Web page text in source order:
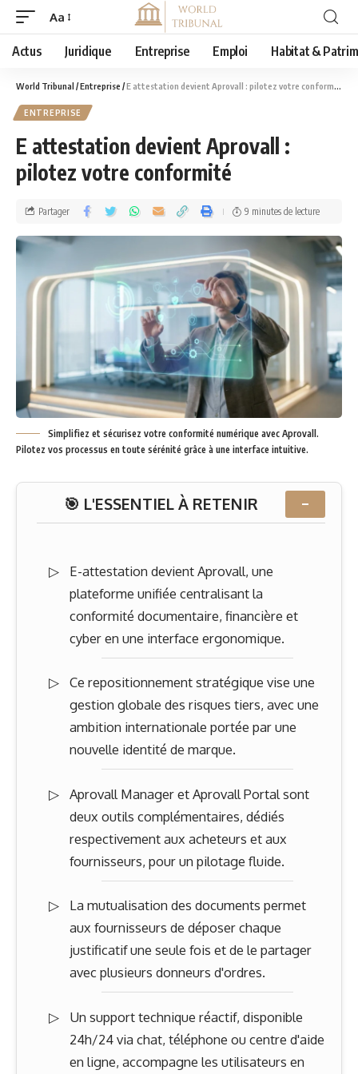
Aa
Actus Juridique Entreprise Emploi Habitat &
World Tribunal /Entreprise /E attestation devient Aprovall : pilotez votre conformité
ENTREPRISE
E attestation devient Aprovall :
pilotez votre conformité
Partager 9 minutes de lecture
Simplifiez et sécurisez votre conformité numérique avec Aprovall.
Pilotez vos processus en toute sérénité grâce à une interface intuitive.
🎯 L'ESSENTIEL À RETENIR −
E-attestation devient Aprovall, une
plateforme unifiée centralisant la
conformité documentaire, financière et
cyber en une interface ergonomique.
Ce repositionnement stratégique vise une
gestion globale des risques tiers, avec une
ambition internationale portée par une
nouvelle identité de marque.
Aprovall Manager et Aprovall Portal sont
deux outils complémentaires, dédiés
respectivement aux acheteurs et aux
fournisseurs, pour un pilotage fluide.
La mutualisation des documents permet
aux fournisseurs de déposer chaque
justificatif une seule fois et de le partager
avec plusieurs donneurs d'ordres.
Un support technique réactif, disponible
24h/24 via chat, téléphone ou centre d'aide
en ligne, accompagne les utilisateurs en